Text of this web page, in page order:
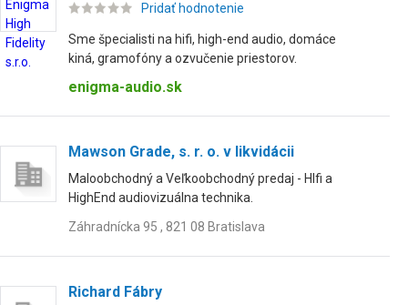
Pridať hodnotenie
Sme špecialisti na hifi, high-end audio, domáce
kiná, gramofóny a ozvučenie priestorov.
enigma-audio.sk
Mawson Grade, s. r. o. v likvidácii
Maloobchodný a Veľkoobchodný predaj - HIfi a
HighEnd audiovizuálna technika.
Záhradnícka 95 , 821 08 Bratislava
Richard Fábry